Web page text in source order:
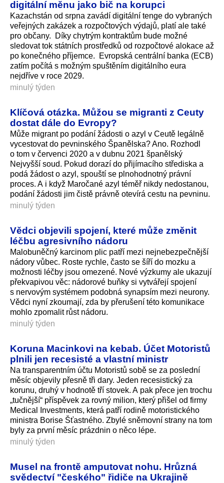
digitální měnu jako bič na korupci
Kazachstán od srpna zavádí digitální tenge do vybraných
veřejných zakázek a rozpočtových výdajů, platí ale také
pro občany. Díky chytrým kontraktům bude možné
sledovat tok státních prostředků od rozpočtové alokace až
po konečného příjemce. Evropská centrální banka (ECB)
zatím počítá s možným spuštěním digitálního eura
nejdříve v roce 2029.
minulý týden
Klíčová otázka. Můžou se migranti z Ceuty
dostat dále do Evropy?
Může migrant po podání žádosti o azyl v Ceutě legálně
vycestovat do pevninského Španělska? Ano. Rozhodl
o tom v červenci 2020 a v dubnu 2021 španělský
Nejvyšší soud. Pokud dorazí do přijímacího střediska a
podá žádost o azyl, spouští se plnohodnotný právní
proces. A i když Maročané azyl téměř nikdy nedostanou,
podání žádosti jim čistě právně otevírá cestu na pevninu.
minulý týden
Vědci objevili spojení, které může změnit
léčbu agresivního nádoru
Malobuněčný karcinom plic patří mezi nejnebezpečnější
nádory vůbec. Roste rychle, často se šíří do mozku a
možnosti léčby jsou omezené. Nové výzkumy ale ukazují
překvapivou věc: nádorové buňky si vytvářejí spojení
s nervovým systémem podobná synapsím mezi neurony.
Vědci nyní zkoumají, zda by přerušení této komunikace
mohlo zpomalit růst nádoru.
minulý týden
Koruna Macinkovi na kebab. Účet Motoristů
plnili jen recesisté a vlastní ministr
Na transparentním účtu Motoristů sobě se za poslední
měsíc objevily přesně tři dary. Jeden recesistický za
korunu, druhý v hodnotě tří stovek. A pak přece jen trochu
„tučnější“ příspěvek za rovný milion, který přišel od firmy
Medical Investments, která patří rodině motoristického
ministra Borise Šťastného. Zbylé sněmovní strany na tom
byly za první měsíc prázdnin o něco lépe.
minulý týden
Musel na frontě amputovat nohu. Hrůzná
svědectví "českého" řidiče na Ukrajině